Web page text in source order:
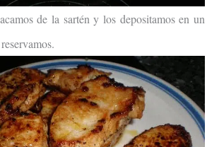
de la sartén y los depositamos en un